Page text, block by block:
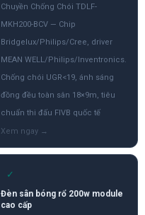
Chuyền Chống Chói TDLF-
MKH200-BCV — Chip
Bridgelux/Philips/Cree, driver
MEAN WELL/Philips/Inventronics.
Chống chói UGR<19, ánh sáng
đồng đều toàn sân 18×9m, tiêu
chuẩn thi đấu FIVB quốc tế
✓
Đèn sân bóng rổ 200w module
cao cấp